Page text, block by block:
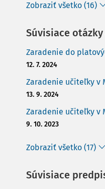
Zobraziť všetko (16)
Súvisiace
Zaradenie do
12. 7. 2024
Zaradenie učiteľky v
13. 9. 2024
Zaradenie učiteľky v
9. 10. 2023
Zobraziť všetko (17)
Súvisiace